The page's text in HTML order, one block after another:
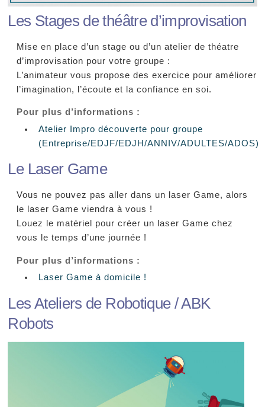
Les Stages de théâtre d’improvisation
Mise en place d’un stage ou d’un atelier de théatre
d’improvisation pour votre groupe :
L’animateur vous propose des exercice pour améliorer
l’imagination, l’écoute et la confiance en soi.
Pour plus d’informations :
Atelier Impro découverte pour groupe
(Entreprise/EDJF/EDJH/ANNIV/ADULTES/ADOS)
Le Laser Game
Vous ne pouvez pas aller dans un laser Game, alors
le laser Game viendra à vous !
Louez le matériel pour créer un laser Game chez
vous le temps d’une journée !
Pour plus d’informations :
Laser Game à domicile !
Les Ateliers de Robotique / ABK
Robots